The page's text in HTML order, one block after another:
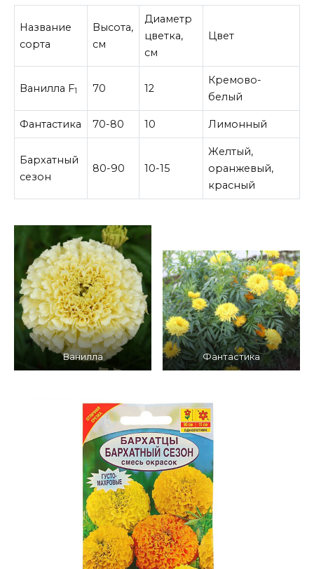
Название
сорта
Высота,
см
Диаметр
цветка,
см
Цвет
Ванилла F1 70 12
Кремово-
белый
Фантастика 70-80 10 Лимонный
Бархатный
сезон
80-90 10-15
Желтый,
оранжевый,
красный
Ванилла Фантастика